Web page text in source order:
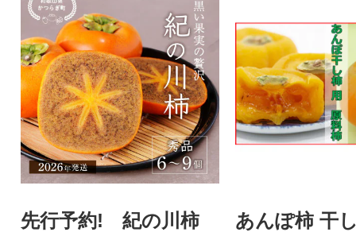
先行予約! 紀の川柿
あんぽ柿 干